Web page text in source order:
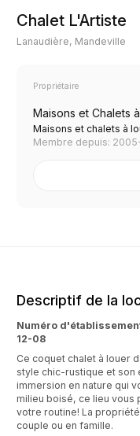
Chalet L'Artiste
Lanaudière, Mandeville
Propriétaire
Maisons et Chalets
Maisons et chalets à
Membre depuis:
Descriptif de la
Numéro
12-08
Ce coquet chalet à louer
style chic-rustique et son
immersion en nature qui
milieu boisé, ce lieu vous
votre routine! La
couple ou en famille.